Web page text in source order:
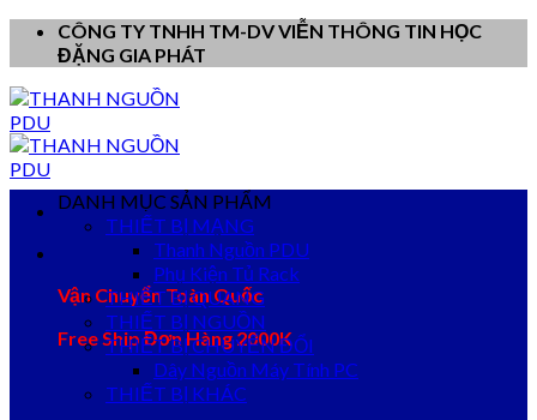
Skip
content
CÔNG TY TNHH TM-DV VIỄN THÔNG TIN HỌC
ĐẶNG GIA PHÁT
Vận Chuyển Toàn Quốc
Free Ship Đơn Hàng 2000K
DANH MỤC SẢN PHẨM
THIẾT BỊ MẠNG
Thanh Nguồn PDU
Phụ Kiện Tủ Rack
THIẾT BỊ QUANG
THIẾT BỊ NGUỒN
THIẾT BỊ CHUYỂN ĐỔI
Dây Nguồn Máy Tính PC
THIẾT BỊ KHÁC